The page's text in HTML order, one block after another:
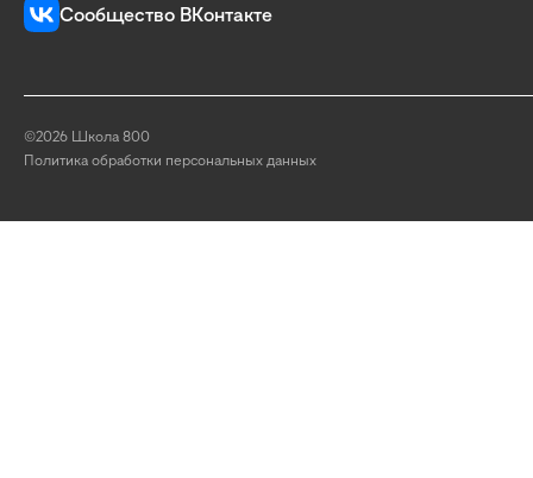
Сообщество ВКонтакте
©2026 Школа 800
Политика обработки персональных данных